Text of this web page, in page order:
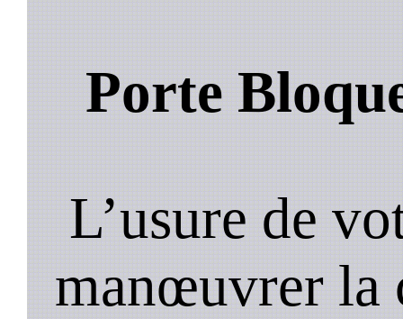
Porte
L’usure de
manœuvrer la